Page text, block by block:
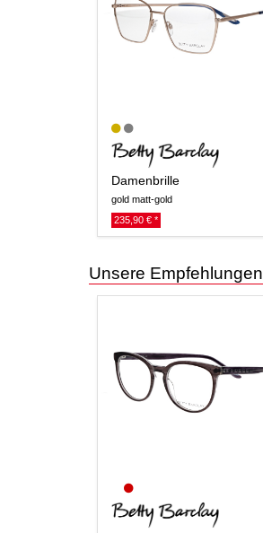
Damenbrille
gold matt-gold
235,90 € *
Unsere Empfehlungen